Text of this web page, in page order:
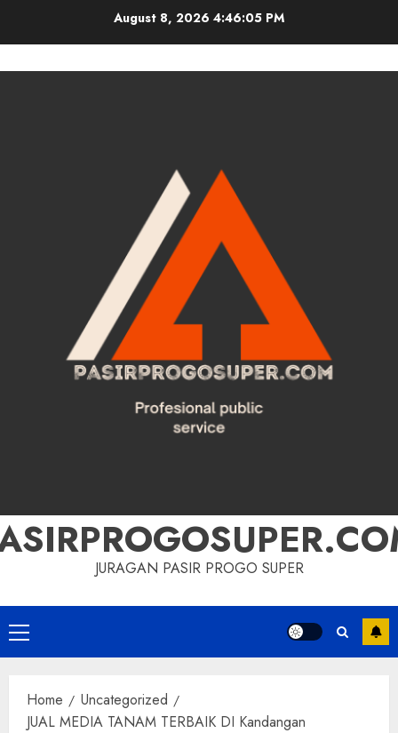
August 8, 2026 4:46:05 PM
JURAGAN PASIR PROGO SUPER
Primary
Menu
Home
Uncategorized
JUAL MEDIA TANAM TERBAIK DI Kandangan